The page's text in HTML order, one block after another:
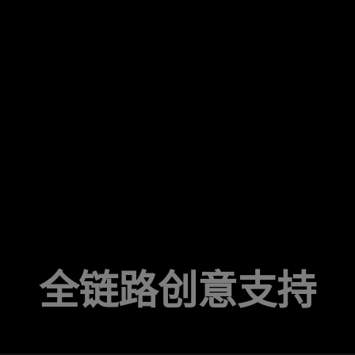
全链路创意支持